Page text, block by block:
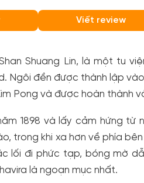
Viết review
Shuang Lin, là một tu
Ngôi đền được thành lập
Pong và được hoàn thành
1898 và lấy cảm hứng từ
trong khi xa hơn về phía
lối đi phức tạp, bóng mờ
là ngoạn mục nhất.